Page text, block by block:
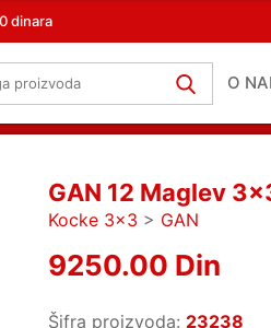
dinara
O
GAN 12 Maglev
Kocke 3x3 > GAN
9250.00 Din
Šifra proizvoda: 23238